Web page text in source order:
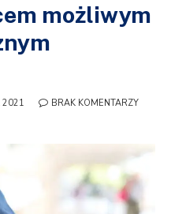
możliwym
2021
BRAK KOMENTARZY